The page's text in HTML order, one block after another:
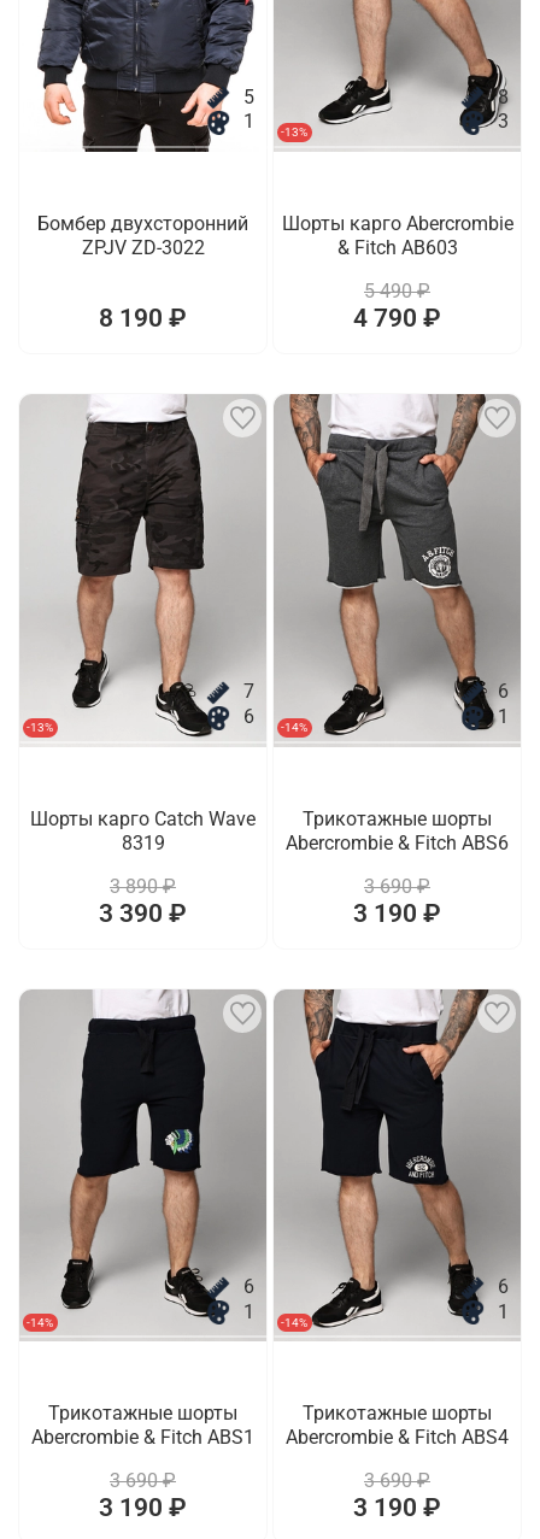
5
1
Бомбер двухсторонний
ZPJV ZD-3022
8 190 ₽
-13%
8
3
Шорты карго Abercrombie
& Fitch AB603
5 490 ₽
4 790 ₽
-13%
7
6
Шорты карго Catch Wave
8319
3 890 ₽
3 390 ₽
-14%
6
1
Трикотажные шорты
Abercrombie & Fitch ABS6
3 690 ₽
3 190 ₽
-14%
6
1
Трикотажные шорты
Abercrombie & Fitch ABS1
3 690 ₽
3 190 ₽
-14%
6
1
Трикотажные шорты
Abercrombie & Fitch ABS4
3 690 ₽
3 190 ₽